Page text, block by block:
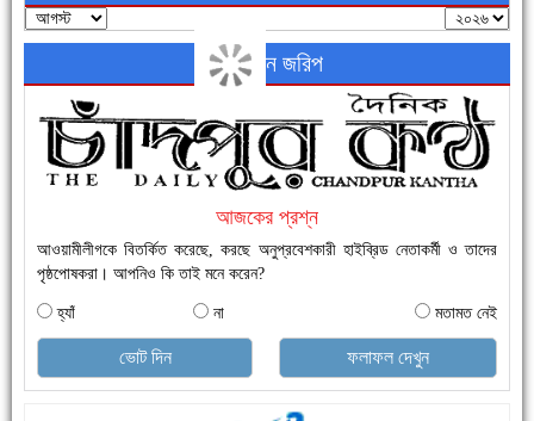
নতুনবাজার ফাঁড়ি পুলিশের অভিযানে ৪০ পিচ ইয়াবাসহ ১ জন গ্রেফতার
এক সপ্তাহে শনাক্ত বেড়েছে ৫৫%, মৃত্যু ৪৬%
অনলাইন জরিপ
আজকের প্রশ্ন
আওয়ামীলীগকে বিতর্কিত করেছে, করছে অনুপ্রবেশকারী হাইব্রিড নেতাকর্মী ও তাদের
পৃষ্ঠপোষকরা। আপনিও কি তাই মনে করেন?
হ্যাঁ না মতামত নেই
ভোট দিন ফলাফল দেখুন